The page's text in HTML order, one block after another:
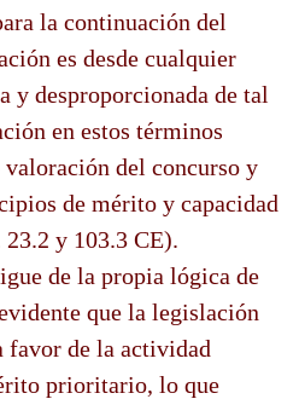
la continuación del
es desde cualquier
y desproporcionada de tal
en estos términos
del concurso y
de mérito y capacidad
y 103.3 CE).
de la propia lógica de
que la legislación
favor de la actividad
prioritario, lo que